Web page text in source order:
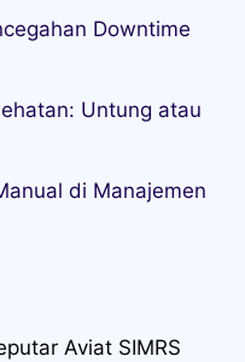
Downtime
Untung atau
di Manajemen
Aviat SIMRS